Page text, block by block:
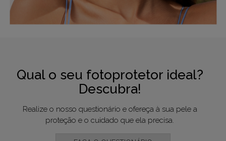
Qual o seu fotoprotetor ideal?
Descubra!
Realize o nosso questionário e ofereça à sua pele a
proteção e o cuidado que ela precisa.